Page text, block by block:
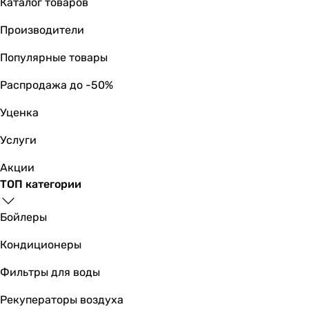
Производители
Популярные товары
Распродажа до -50%
Уценка
Услуги
Акции
ТОП категории
Бойлеры
Кондиционеры
Фильтры для воды
Рекуператоры воздуха